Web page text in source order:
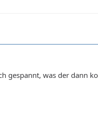
gespannt, was der dann